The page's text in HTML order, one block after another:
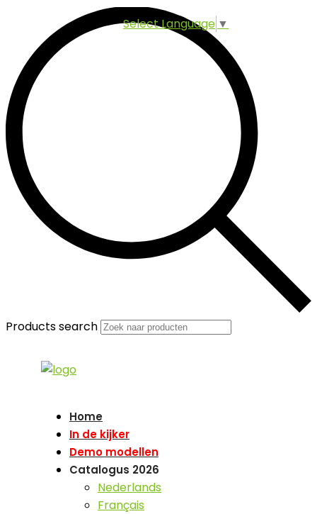
Select Language ▼
Products search
Home
In de kijker
Demo modellen
Catalogus 2026
Nederlands
Français